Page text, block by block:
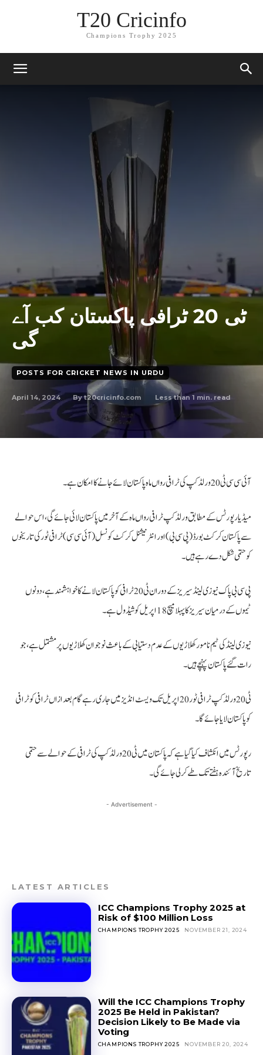
T20 Cricinfo
Champions Trophy 2025
ٹی 20 ٹرافی پاکستان کب آے
گی
POSTS FOR CRICKET NEWS IN URDU
April 14, 2024 By t20cricinfo.com Less than 1 min. read
آئی سی سی ٹی20 ورلڈکپ کی ٹرافی رواں ماہ پاکستان لائے جانے کا امکان ہے۔
میڈیا رپورٹس کے مطابق ورلڈکپ ٹرافی رواں ماہ کے آخر میں پاکستان لائی جائے گی، اس حوالے
سے پاکستان کرکٹ بورڈ (پی سی بی) اور انٹرنیشنل کرکٹ کونسل (آئی سی سی) ٹرافی ٹور کی تاریخوں
کو حتمی شکل دے رہے ہیں۔
پی سی بی پاک نیوزی لینڈ سیریز کے دوران ٹی20 ٹرافی کو پاکستان لانے کا خواہشمند ہے، دونوں
ٹیموں کے درمیان سیریز کا پہلا میچ 18 اپریل کو شیڈول ہے۔
نیوزی لینڈ کی ٹیم نامور کھلاڑیوں کے عدم دستیابی کے باعث نوجوان کھلاڑیوں پر مشتمل ہے، جو
رات گئے پاکستان پہنچے ہیں۔
ٹی20 ورلڈکپ ٹرافی ٹور 20 اپریل تک ویسٹ انڈیز میں جاری رہے گام بعدازاں ٹرافی کو ٹرافی
کو پاکستان لایا جائے گا۔
رپورٹس میں انکشاف کیا گیا ہے کہ پاکستان میں ٹی20 ورلڈکپ کی ٹرافی کے حوالے سے حتمی
تاریخ آئندہ ہفتے تک طے کرلی جائے گی۔
- Advertisement -
LATEST ARTICLES
ICC Champions Trophy 2025 at
Risk of $100 Million Loss
CHAMPIONS TROPHY 2025 NOVEMBER 21, 2024
Will the ICC Champions Trophy
2025 Be Held in Pakistan?
Decision Likely to Be Made via
Voting
CHAMPIONS TROPHY 2025 NOVEMBER 20, 2024